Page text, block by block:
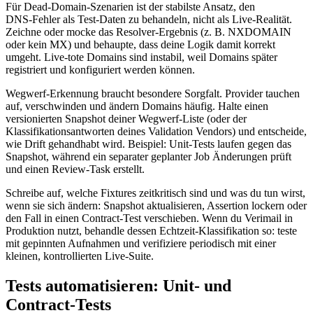
Für Dead‑Domain‑Szenarien ist der stabilste Ansatz, den
DNS‑Fehler als Test‑Daten zu behandeln, nicht als Live‑Realität.
Zeichne oder mocke das Resolver‑Ergebnis (z. B. NXDOMAIN
oder kein MX) und behaupte, dass deine Logik damit korrekt
umgeht. Live‑tote Domains sind instabil, weil Domains später
registriert und konfiguriert werden können.
Wegwerf‑Erkennung braucht besondere Sorgfalt. Provider tauchen
auf, verschwinden und ändern Domains häufig. Halte einen
versionierten Snapshot deiner Wegwerf‑Liste (oder der
Klassifikationsantworten deines Validation Vendors) und entscheide,
wie Drift gehandhabt wird. Beispiel: Unit‑Tests laufen gegen das
Snapshot, während ein separater geplanter Job Änderungen prüft
und einen Review‑Task erstellt.
Schreibe auf, welche Fixtures zeitkritisch sind und was du tun wirst,
wenn sie sich ändern: Snapshot aktualisieren, Assertion lockern oder
den Fall in einen Contract‑Test verschieben. Wenn du Verimail in
Produktion nutzt, behandle dessen Echtzeit‑Klassifikation so: teste
mit gepinnten Aufnahmen und verifiziere periodisch mit einer
kleinen, kontrollierten Live‑Suite.
Tests automatisieren: Unit‑ und
Contract‑Tests